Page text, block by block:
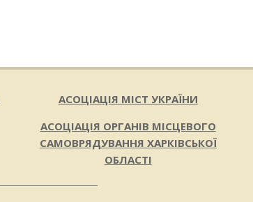
АСОЦІАЦІЯ МІСТ УКРАЇНИ
АСОЦІАЦІЯ ОРГАНІВ МІСЦЕВОГО
САМОВРЯДУВАННЯ ХАРКІВСЬКОЇ
ОБЛАСТІ